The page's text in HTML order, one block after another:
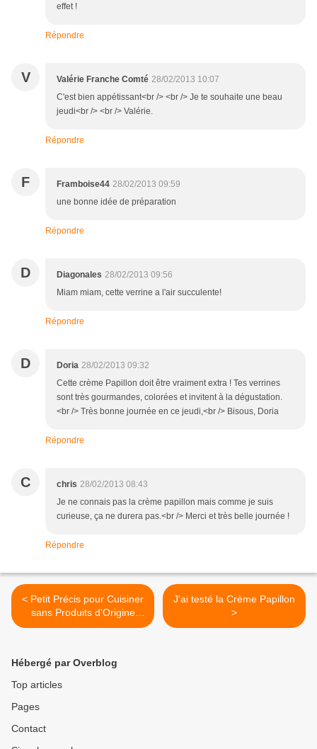
effet !
Répondre
V Valérie Franche Comté 28/02/2013 10:07
C'est bien appétissant<br /> <br /> Je te souhaite une beau
jeudi<br /> <br /> Valérie.
Répondre
F Framboise44 28/02/2013 09:59
une bonne idée de préparation
Répondre
D Diagonales 28/02/2013 09:56
Miam miam, cette verrine a l'air succulente!
Répondre
D Doria 28/02/2013 09:32
Cette crème Papillon doit être vraiment extra ! Tes verrines
sont très gourmandes, colorées et invitent à la dégustation.
<br /> Très bonne journée en ce jeudi,<br /> Bisous, Doria
Répondre
C chris 28/02/2013 08:43
Je ne connais pas la crème papillon mais comme je suis
curieuse, ça ne durera pas.<br /> Merci et très belle journée !
Répondre
< Petit Précis pour Cuisiner
sans Produits d'Origine
Animale
J'ai testé la Crème Papillon
>
Hébergé par Overblog
Top articles
Pages
Contact